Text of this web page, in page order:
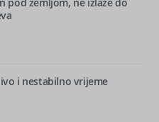
pod zemljom, ne izlaze do
i nestabilno vrijeme